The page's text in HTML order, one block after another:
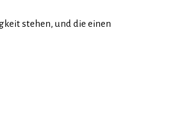
stehen, und die einen